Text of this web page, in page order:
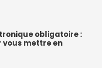
obligatoire :
vous mettre en